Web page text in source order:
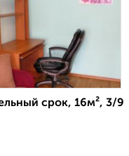
срок, 16м², 3/9